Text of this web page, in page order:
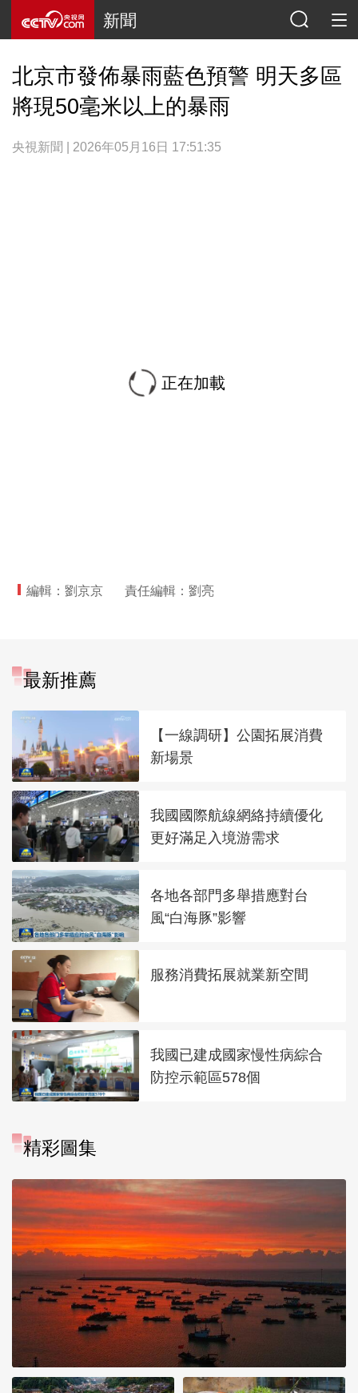
新聞
北京市發佈暴雨藍色預警 明天多區
將現50毫米以上的暴雨
央視新聞 | 2026年05月16日 17:51:35
正在加載
編輯：劉京京 責任編輯：劉亮
最新推薦
【一線調研】公園拓展消費
新場景
我國國際航線網絡持續優化
更好滿足入境游需求
各地各部門多舉措應對台
風“白海豚”影響
服務消費拓展就業新空間
我國已建成國家慢性病綜合
防控示範區578個
精彩圖集